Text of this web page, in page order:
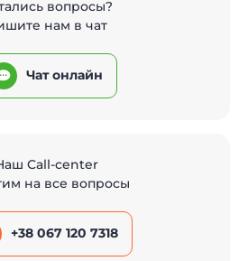
вопросы?
нам в чат
Чат онлайн
Call-center
на все вопросы
+38 067 120 7318